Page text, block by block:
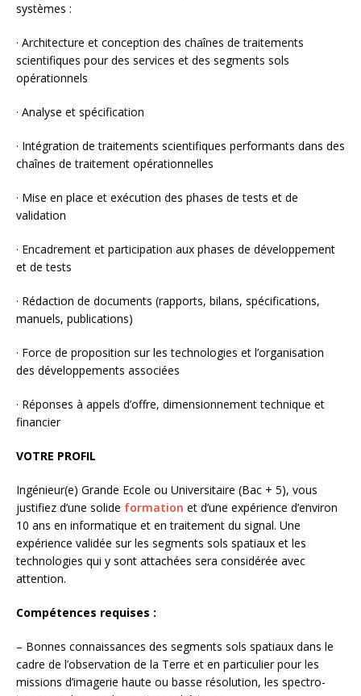
systèmes :
· Architecture et conception des chaînes de traitements
scientifiques pour des services et des segments sols
opérationnels
· Analyse et spécification
· Intégration de traitements scientifiques performants dans des
chaînes de traitement opérationnelles
· Mise en place et exécution des phases de tests et de
validation
· Encadrement et participation aux phases de développement
et de tests
· Rédaction de documents (rapports, bilans, spécifications,
manuels, publications)
· Force de proposition sur les technologies et l’organisation
des développements associées
· Réponses à appels d’offre, dimensionnement technique et
financier
VOTRE PROFIL
Ingénieur(e) Grande Ecole ou Universitaire (Bac + 5), vous
justifiez d’une solide formation et d’une expérience d’environ
10 ans en informatique et en traitement du signal. Une
expérience validée sur les segments sols spatiaux et les
technologies qui y sont attachées sera considérée avec
attention.
Compétences requises :
– Bonnes connaissances des segments sols spatiaux dans le
cadre de l’observation de la Terre et en particulier pour les
missions d’imagerie haute ou basse résolution, les spectro-